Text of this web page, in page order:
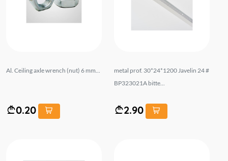
Al. Ceiling axle wrench (nut) 6 mm...
0.20
metal prof. 30*24*1200 Javelin 24 #
BP323021A bitte...
2.90